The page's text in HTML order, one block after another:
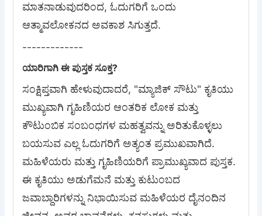
ಮಾತನಾಡುವುದರಿಂದ, ಓದುಗರಿಗೆ ಒಂದು
ಆತ್ಮಾವಲೋಕನದ ಅವಕಾಶ ಸಿಗುತ್ತದೆ.
-------------
ಯಾರಿಗಾಗಿ ಈ ಪುಸ್ತಕ ಸೂಕ್ತ?
ಸಂಕ್ಷಿಪ್ತವಾಗಿ ಹೇಳುವುದಾದರೆ, "ಮ್ಯಾಜಿಕ್ ಸೌಟು" ಕೃತಿಯು
ಮುಖ್ಯವಾಗಿ ಗೃಹಿಣಿಯರ ಆಂತರಿಕ ಲೋಕ ಮತ್ತು
ಕೌಟುಂಬಿಕ ಸಂಬಂಧಗಳ ಮಹತ್ವವನ್ನು ಅರಿತುಕೊಳ್ಳಲು
ಬಯಸುವ ಎಲ್ಲ ಓದುಗರಿಗೆ ಅತ್ಯಂತ ಪ್ರಮುಖವಾಗಿದೆ.
ಮಹಿಳೆಯರು ಮತ್ತು ಗೃಹಿಣಿಯರಿಗೆ ಪ್ರಾಮುಖ್ಯವಾದ ಪುಸ್ತಕ.
​ಈ ಕೃತಿಯು ಅಡುಗೆಮನೆ ಮತ್ತು ಕುಟುಂಬದ
ಜವಾಬ್ದಾರಿಗಳನ್ನು ನಿಭಾಯಿಸುವ ಮಹಿಳೆಯರ ದೈನಂದಿನ